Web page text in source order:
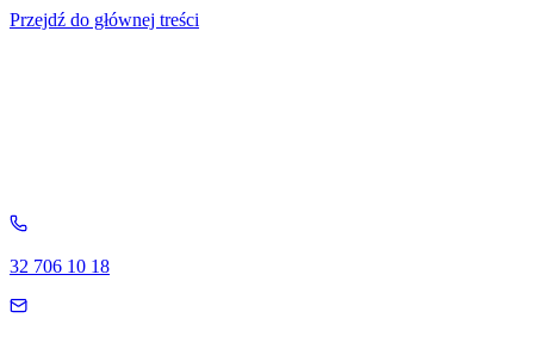
Przejdź do głównej treści
32 706 10 18